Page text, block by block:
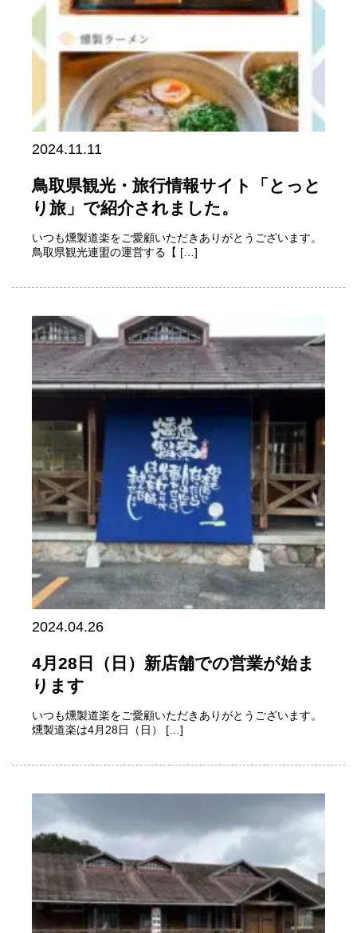
2024.11.11
鳥取県観光・旅行情報サイト「とっと
り旅」で紹介されました。
いつも燻製道楽をご愛顧いただきありがとうございます。
鳥取県観光連盟の運営する【 […]
2024.04.26
4月28日（日）新店舗での営業が始ま
ります
いつも燻製道楽をご愛顧いただきありがとうございます。
燻製道楽は4月28日（日） […]